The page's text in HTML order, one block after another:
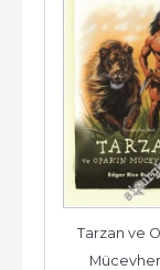
Tarzan ve